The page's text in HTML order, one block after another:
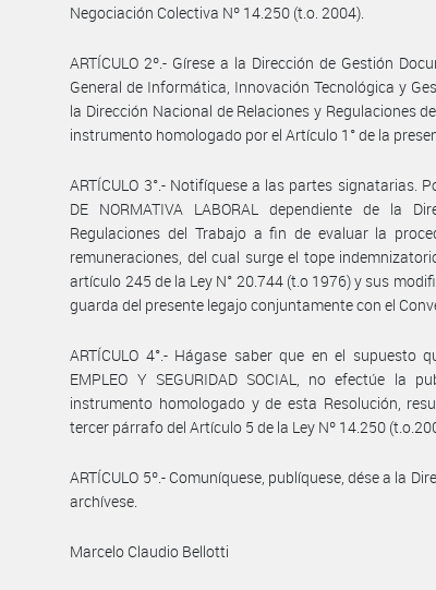
Negociación Colectiva Nº 14.250 (t.o. 2004).
ARTÍCULO 2º.- Gírese a la Dirección de Gestión
General de Informática, Innovación Tecnológica y
la Dirección Nacional de Relaciones y Regulaciones
instrumento homologado por el Artículo 1° de la
ARTÍCULO 3°.- Notifíquese a las partes signatarias.
DE NORMATIVA LABORAL dependiente de la
Regulaciones del Trabajo a fin de evaluar la
remuneraciones, del cual surge el tope
artículo 245 de la Ley N° 20.744 (t.o 1976) y sus
guarda del presente legajo conjuntamente con el
ARTÍCULO 4°.- Hágase saber que en el supuesto
EMPLEO Y SEGURIDAD SOCIAL, no efectúe la
instrumento homologado y de esta Resolución,
tercer párrafo del Artículo 5 de la Ley Nº 14.250
ARTÍCULO 5º.- Comuníquese, publíquese, dése a la
archívese.
Marcelo Claudio Bellotti